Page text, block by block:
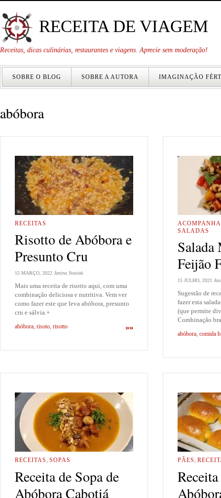
RECEITA DE VIAGEM
Receitas, dicas culinárias, restaurantes e viagens. Aprecie sem moderação!
SOBRE O BLOG SOBRE A AUTORA IMAGINAÇÃO
abóbora
RECEITAS
Risotto de Abóbora e
Presunto Cru
15 MARÇO, 2022 Janina Stasiak
Mais uma receita de risotto aqui, com uma
combinação deliciosa e nutritiva. Vem ver
como fazer este que leva abóbora, presunto
cru e sálvia.+
»»
abóbora, risoto, risotto
SALADAS
Salada
Feijão
15 JULHO, 2021
Sugestão de
fazer esta
(que permite
Combinação
abóbora, comida
RECEITAS, SOPAS
Receita de Sopa de
Abóbora Cabotiá
PÃES,